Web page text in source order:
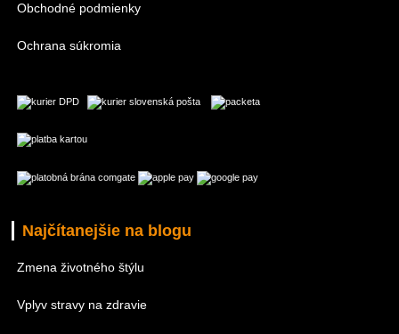
Obchodné podmienky
Ochrana súkromia
Najčítanejšie na blogu
Zmena životného štýlu
Vplyv stravy na zdravie